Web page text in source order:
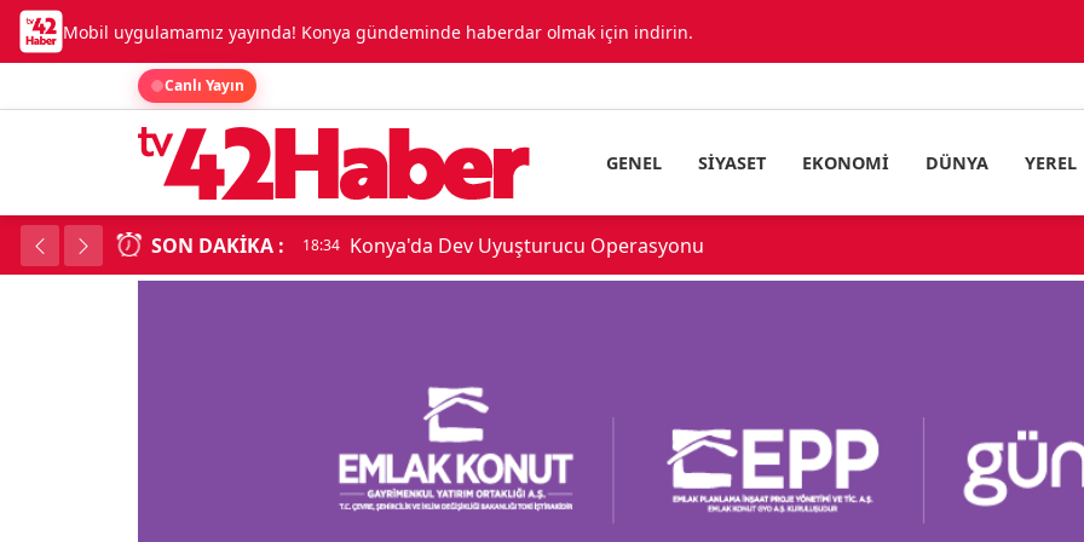
Mobil uygulamamız yayında! Konya gündeminde haberdar olmak için indirin.
Canlı Yayın
GENEL SIYASET EKONOMI DÜNYA YEREL
SON DAKIKA : 18:34 Konya'da Dev Uyuşturucu Operasyonu